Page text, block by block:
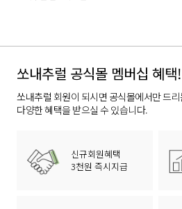
쏘내추럴 공식몰 멤버십 혜택!
쏘내추럴 회원이 되시면 공식몰에서만 드
다양한 혜택을 받으실 수 있습니다.
신규회원혜택
3천원 즉시지급